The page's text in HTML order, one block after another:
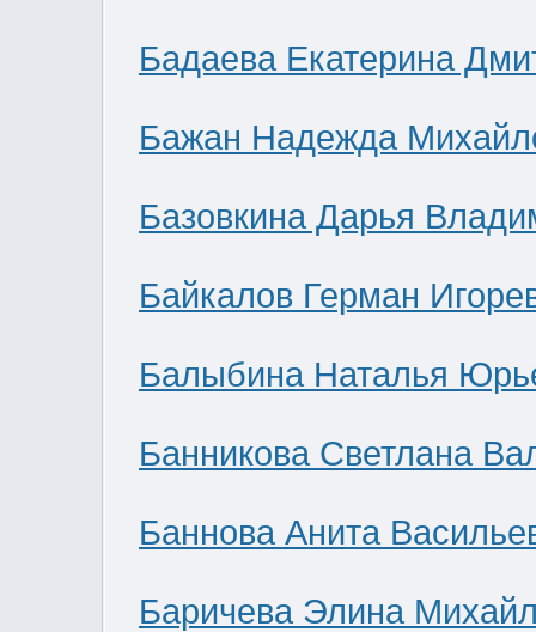
Бадаева Екатерина
Бажан Надежда
Базовкина Дарья
Байкалов Герман
Балыбина Наталья
Банникова Светлана
Баннова Анита
Баричева Элина